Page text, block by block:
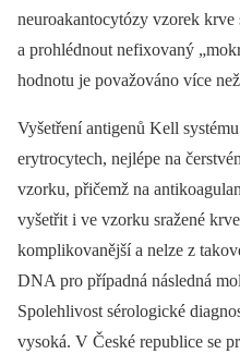
neuroakantocytózy vzorek
a prohlédnout nefixovaný
hodnotu je považováno více
Vyšetření antigenů Kell
erytrocytech, nejlépe na
vzorku, přičemž na
vyšetřit i ve vzorku sražené
komplikovanější a nelze z
DNA pro případná následná
Spolehlivost sérologické
vysoká. V České republice se